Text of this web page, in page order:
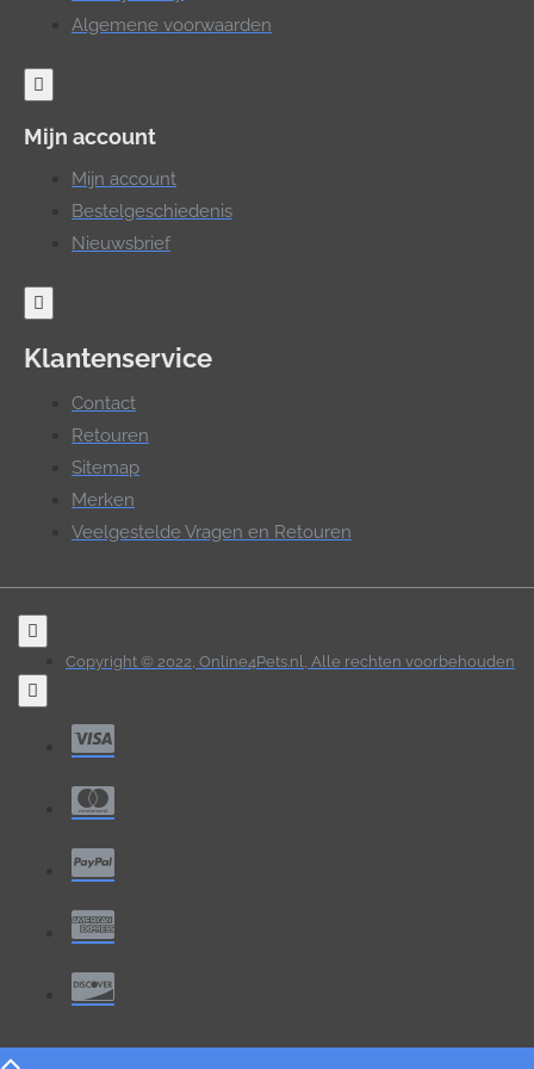
Algemene voorwaarden
Mijn account
Mijn account
Bestelgeschiedenis
Nieuwsbrief
Klantenservice
Contact
Retouren
Sitemap
Merken
Veelgestelde Vragen en Retouren
Copyright © 2022, Online4Pets.nl, Alle rechten voorbehouden